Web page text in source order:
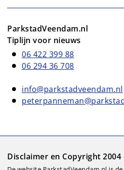
ParkstadVeendam.nl
Tiplijn voor nieuws
06 422 399 88
06 294 36 708
info@parkstadveendam.nl
Disclaimer en Copyright 2004